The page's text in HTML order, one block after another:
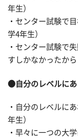
年生）
・センター試験で
学4年生）
・センター試験で
すしかなかったか
●自分のレベルにあ
・自分のレベルに
年生）
・早々に一つの大